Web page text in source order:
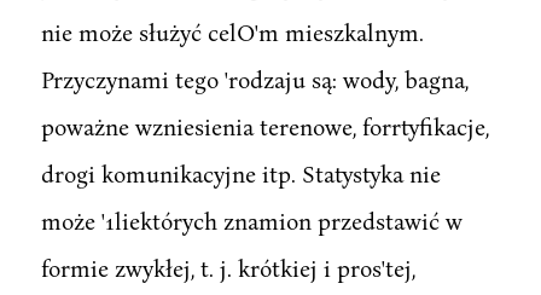
nie może służyć celO'm mieszkalnym.
Przyczynami tego 'rodzaju są: wody, bagna,
poważne wzniesienia terenowe, forrtyfikacje,
drogi komunikacyjne itp. Statystyka nie
może '1liektórych znamion przedstawić w
formie zwykłej, t. j. krótkiej i pros'tej,